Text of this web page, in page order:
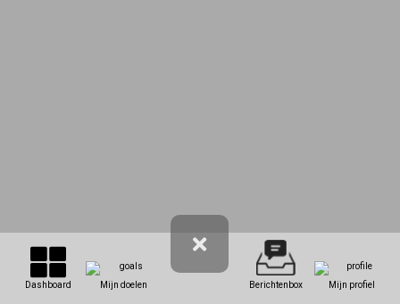
Dashboard Mijn doelen Berichtenbox Mijn profiel